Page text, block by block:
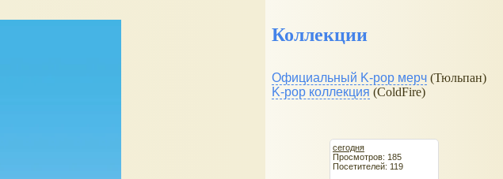
Коллекции
Официальный K-pop мерч (Тюльпан)
K-pop коллекция (ColdFire)
сегодня
Просмотров: 185
Посетителей: 119